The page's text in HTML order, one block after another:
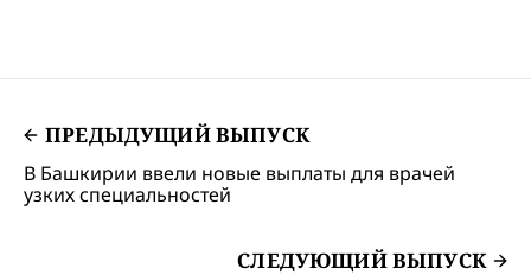
ПРЕДЫДУЩИЙ ВЫПУСК
В Башкирии ввели новые выплаты для врачей
узких специальностей
СЛЕДУЮЩИЙ ВЫПУСК